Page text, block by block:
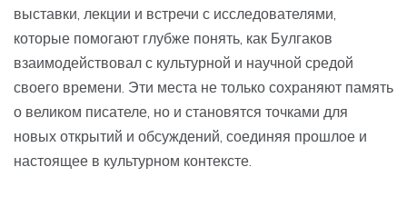
выставки, лекции и встречи с исследователями,
которые помогают глубже понять, как Булгаков
взаимодействовал с культурной и научной средой
своего времени. Эти места не только сохраняют память
о великом писателе, но и становятся точками для
новых открытий и обсуждений, соединяя прошлое и
настоящее в культурном контексте.